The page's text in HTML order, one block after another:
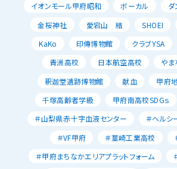
イオンモール甲府昭和
ボーカル ダ
金桜神社
愛宕山 結 SHOEI
KaKo
印傳博物館 クラブYSA
青洲高校
日本航空高校
や
釈迦堂遺跡博物館
献血
甲府
千塚高齢者学級
甲府南高校SDGｓ
＃山梨県赤十字血液センター
＃ヘルシ
＃VF甲府
＃韮崎工業高校
＃甲府まちなかエリアプラットフォーム